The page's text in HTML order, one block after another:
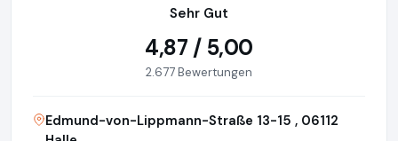
Sehr Gut
4,87 / 5,00
2.677 Bewertungen
Edmund-von-Lippmann-Straße 13-15 , 06112